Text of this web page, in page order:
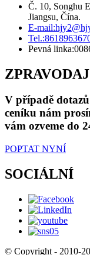
Č. 10, Songhu
Jiangsu, Čína.
E-mail:
Tel.:
Pevná linka:
ZPRAVODAJ
V případě
ceníku nám
vám ozveme do
POPTAT NYNÍ
SOCIÁLNÍ
© Copyright - 2010-